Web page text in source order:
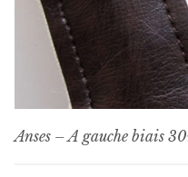
Anses – A gauche biais